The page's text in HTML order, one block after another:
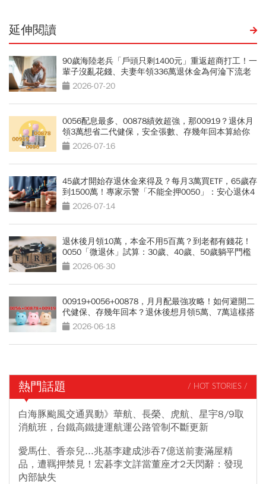
延伸閱讀
90歲海陸老兵「戶頭只剩1400元」重返超商打工！一
輩子沒亂花錢、夫妻年領336萬退休金為何淪下流老
人？2026-07-20
0056配息最多、00878績效超強，那00919？退休月
領3萬想省二代健保，安全張數、存幾年回本算給你
看 2026-07-16
45歲才開始存退休金來得及？每月3萬買ETF，65歲存
到1500萬！專家示警「不能全押0050」：安心退休4
策略2026-07-14
退休後月領10萬，本金不用5百萬？到老都有錢花！
0050「微退休」試算：30歲、40歲、50歲躺平門檻
公開2026-06-30
00919+0056+00878，月月配最強攻略！如何避開二
代健保、存幾年回本？退休後想月領5萬、7萬這樣搭
2026-06-18
熱門話題 / HOT STORIES /
白海豚颱風交通異動》華航、長榮、虎航、星宇8/9取
消航班，台鐵高鐵捷運航運公路管制不斷更新
愛馬仕、香奈兒...兆基李建成涉吞7億送前妻滿屋精
品，遭羈押禁見！宏碁李文詳當董座才2天閃辭：發現
內部缺失